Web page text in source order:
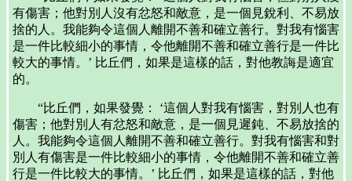
有傷害；他對別人沒有忿怒和敵意，是一個見銳利、不易放
捨的人。我能夠令這個人離開不善和確立善行。對我有惱害
是一件比較細小的事情，令他離開不善和確立善行是一件比
較大的事情。’ 比丘們，如果是這樣的話，對他教誨是適宜
的。
“比丘們，如果發覺： ‘這個人對我有惱害，對別人也有
傷害；他對別人有忿怒和敵意，是一個見遲鈍、不易放捨的
人。我能夠令這個人離開不善和確立善行。對我有惱害和對
別人有傷害是一件比較細小的事情，令他離開不善和確立善
行是一件比較大的事情。’ 比丘們，如果是這樣的話，對他